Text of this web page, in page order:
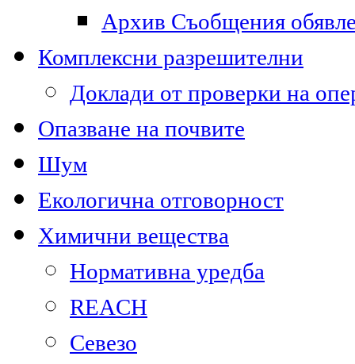
Архив Съобщения
Комплексни разрешителни
Доклади от проверки на
Опазване на почвите
Шум
Екологична отговорност
Химични вещества
Нормативна уредба
REACH
Севезо